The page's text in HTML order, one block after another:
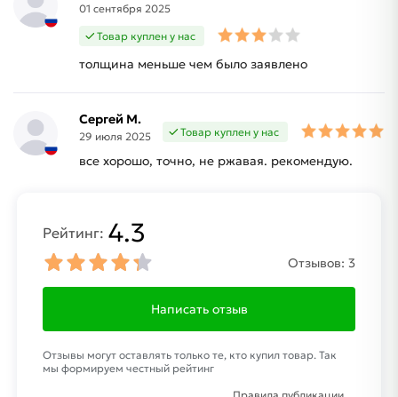
01 сентября 2025
Товар куплен у нас
толщина меньше чем было заявлено
Сергей М.
29 июля 2025 Товар куплен у нас
все хорошо, точно, не ржавая. рекомендую.
Рейтинг: 4.3
Отзывов: 3
Написать отзыв
Отзывы могут оставлять только те, кто купил товар. Так
мы формируем честный рейтинг